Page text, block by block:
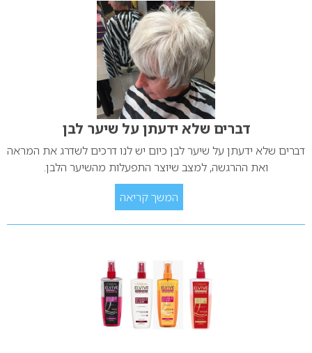
דברים שלא ידעתן על שיער לבן
דברים שלא ידעתן על שיער לבן כיום יש לנו דרכים לשדרג את המראה
ואת ההרגשה, למצב שיוצר התפעלות מהשיער הלבן.
המשך קריאה